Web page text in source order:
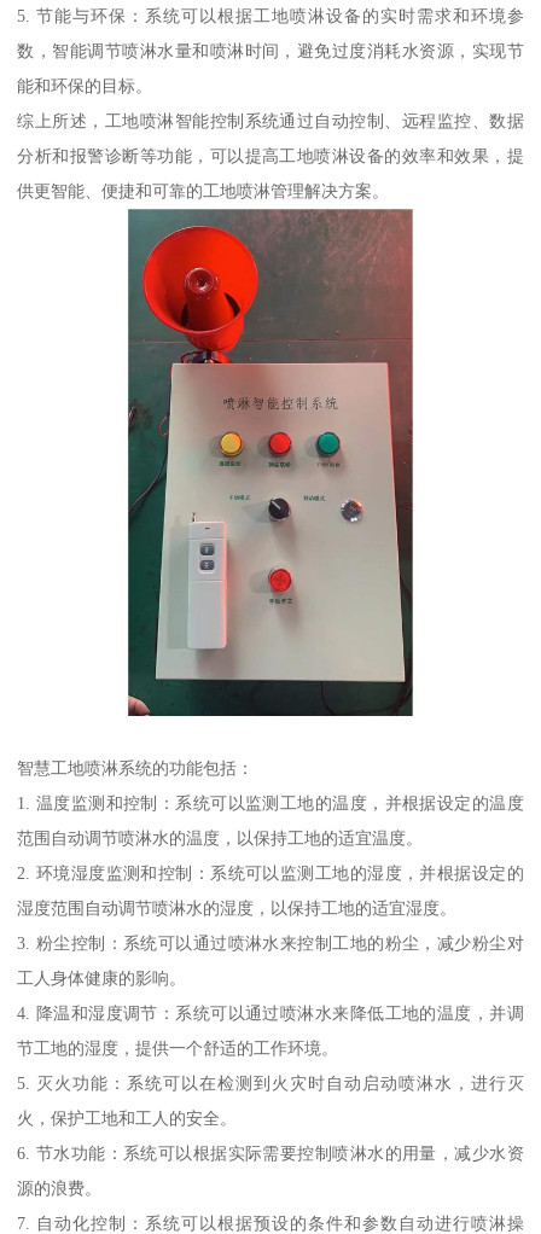
5. 节能与环保：系统可以根据工地喷淋设备的实时需求和环境参
数，智能调节喷淋水量和喷淋时间，避免过度消耗水资源，实现节
能和环保的目标。
综上所述，工地喷淋智能控制系统通过自动控制、远程监控、数据
分析和报警诊断等功能，可以提高工地喷淋设备的效率和效果，提
供更智能、便捷和可靠的工地喷淋管理解决方案。
智慧工地喷淋系统的功能包括：
1. 温度监测和控制：系统可以监测工地的温度，并根据设定的温度
范围自动调节喷淋水的温度，以保持工地的适宜温度。
2. 环境湿度监测和控制：系统可以监测工地的湿度，并根据设定的
湿度范围自动调节喷淋水的湿度，以保持工地的适宜湿度。
3. 粉尘控制：系统可以通过喷淋水来控制工地的粉尘，减少粉尘对
工人身体健康的影响。
4. 降温和湿度调节：系统可以通过喷淋水来降低工地的温度，并调
节工地的湿度，提供一个舒适的工作环境。
5. 灭火功能：系统可以在检测到火灾时自动启动喷淋水，进行灭
火，保护工地和工人的安全。
6. 节水功能：系统可以根据实际需要控制喷淋水的用量，减少水资
源的浪费。
7. 自动化控制：系统可以根据预设的条件和参数自动进行喷淋操